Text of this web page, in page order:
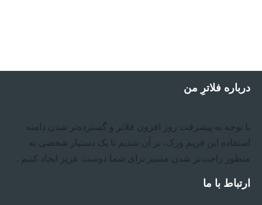
درباره فلاترِ من
با توجه به پیشرفت روز افزون فلاتر و گسترده‌تر شدن دامنه
استفاده این فریم ورک، بر آن شدیم تا یک دستیار شخصی به
منظور راحت‌تر شدن مسیر برای شما دوست عزیز ایجاد کنیم .
ارتباط با ما